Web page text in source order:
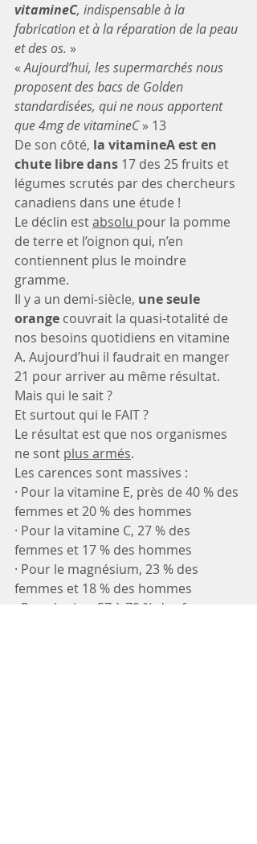
vitamineC, indispensable à la
fabrication et à la réparation de la peau
et des os. »
« Aujourd’hui, les supermarchés nous
proposent des bacs de Golden
standardisées, qui ne nous apportent
que 4mg de vitamineC » 13
De son côté, la vitamineA est en
chute libre dans 17 des 25 fruits et
légumes scrutés par des chercheurs
canadiens dans une étude !
Le déclin est absolu pour la pomme
de terre et l’oignon qui, n’en
contiennent plus le moindre
gramme.
Il y a un demi-siècle, une seule
orange couvrait la quasi-totalité de
nos besoins quotidiens en vitamine
A. Aujourd’hui il faudrait en manger
21 pour arriver au même résultat.
Mais qui le sait ?
Et surtout qui le FAIT ?
Le résultat est que nos organismes
ne sont plus armés.
Les carences sont massives :
· Pour la vitamine E, près de 40 % des
femmes et 20 % des hommes
· Pour la vitamine C, 27 % des
femmes et 17 % des hommes
· Pour le magnésium, 23 % des
femmes et 18 % des hommes
· Pour le zinc, 57 à 79 % des femmes